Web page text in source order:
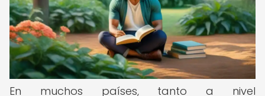
En muchos países, tanto a nivel